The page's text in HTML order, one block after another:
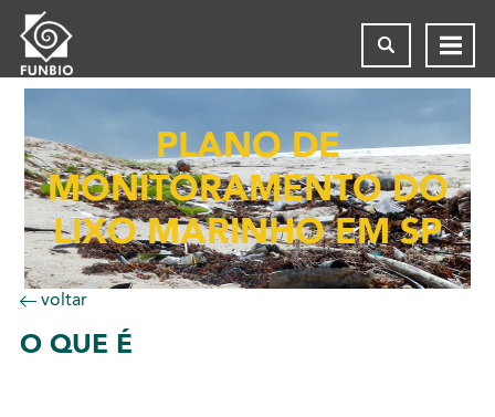
PLANO DE
MONITORAMENTO DO
LIXO MARINHO EM SP
voltar
OQUE É